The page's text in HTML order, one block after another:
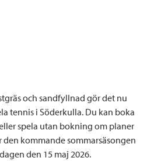
och sandfyllnad gör det nu
tennis i Söderkulla. Du kan boka
spela utan bokning om planer
kommande sommarsäsongen
den 15 maj 2026.